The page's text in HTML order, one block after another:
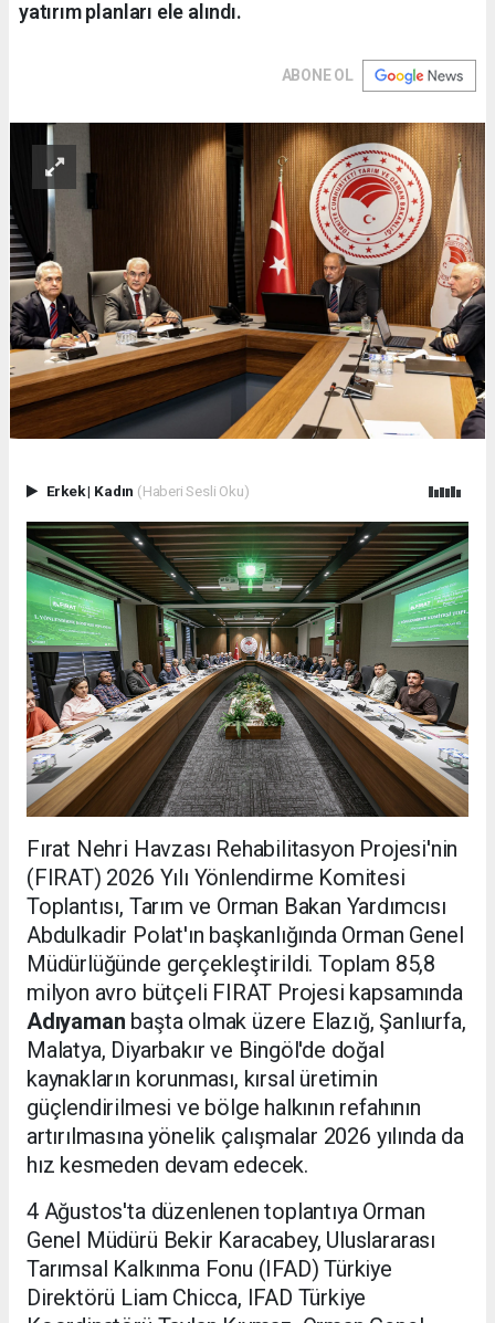
yatırım planları ele alındı.
ABONE OL
Erkek| Kadın (Haberi Sesli Oku)
Fırat Nehri Havzası Rehabilitasyon Projesi'nin
(FIRAT) 2026 Yılı Yönlendirme Komitesi
Toplantısı, Tarım ve Orman Bakan Yardımcısı
Abdulkadir Polat'ın başkanlığında Orman Genel
Müdürlüğünde gerçekleştirildi. Toplam 85,8
milyon avro bütçeli FIRAT Projesi kapsamında
Adıyaman başta olmak üzere Elazığ, Şanlıurfa,
Malatya, Diyarbakır ve Bingöl'de doğal
kaynakların korunması, kırsal üretimin
güçlendirilmesi ve bölge halkının refahının
artırılmasına yönelik çalışmalar 2026 yılında da
hız kesmeden devam edecek.
4 Ağustos'ta düzenlenen toplantıya Orman
Genel Müdürü Bekir Karacabey, Uluslararası
Tarımsal Kalkınma Fonu (IFAD) Türkiye
Direktörü Liam Chicca, IFAD Türkiye